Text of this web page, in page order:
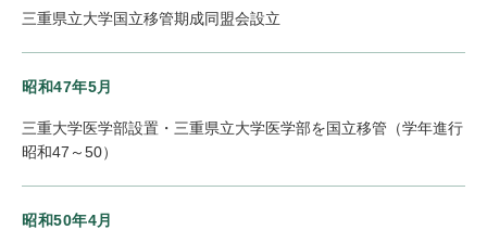
三重県立大学国立移管期成同盟会設立
昭和47年5月
三重大学医学部設置・三重県立大学医学部を国立移管（学年進行
昭和47～50）
昭和50年4月